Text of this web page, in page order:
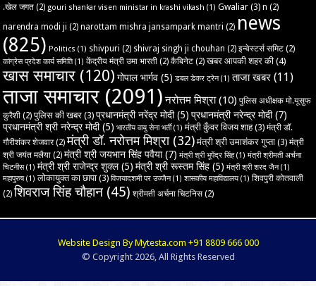
.खेल जगत (2) gouri shankar visen ministar in krashi vikash (1) Gwaliar (3) n (2)
narendra modi ji (2) narottam mishra jansampark mantri (2) news
(825) Politics (1) shivpuri (2) shivraj singh ji chouhan (2) इन्वेस्टर्स समिट (2)
कांग्रेस प्रदेश कार्य समिति(1) केंद्रीय मंत्री उमा भारती (2) कैबिनेट (2) खबर आपकी शहर की (4)
खास समाचार (120) गोपाल भार्गव (5) डबल डेकर ट्रेन(1) ताजा खबर (11)
ताजा समाचार (2091) नरोत्तम मिश्रा(10) पुलिस अधीक्षक मो.यूसुफ
कुरैशी (2) पुलिस की खबर (3) प्रधानमंत्री नरेंद्र मोदी(5) प्रधानमंत्री नरेन्द्र मोदी(7)
प्रधानमंत्री श्री नरेन्द्र मोदी(5) भारतीय वायु सेना भर्ती(1) मंत्री कुँवर विजय शाह(3) मंत्री डॉ.
गौरीशंकर शेजवार(2) मंत्री डॉ. नरोत्तम मिश्रा(32) मंत्री श्री उमाशंकर गुप्ता (3) मंत्री
श्री जयंत मलैया (2) मंत्री श्री जयभान सिंह पवैया(7) मंत्री श्री भूपेंद्र सिंह(1) मंत्री श्रीमती अर्चना
चिटनीस(1) मंत्री श्री राजेन्द्र शुक्ल(5) मंत्री श्री रूस्तम सिंह (5) मंत्री श्री शरद जैन(1)
महापुरुष(1) लोकायुक्त का छापा (3) विजयादशमी पर उज्‍जैन(1) शासकीय महाविद्यालय(1) शिवपुरी कोतवाली
(2) शिवराज सिंह चौहान (45) श्रीमती अर्चना चिटनिस (2)
Website Design By Mytesta.com +91 8809 666 000
© Copyright 2026, All Rights Reserved